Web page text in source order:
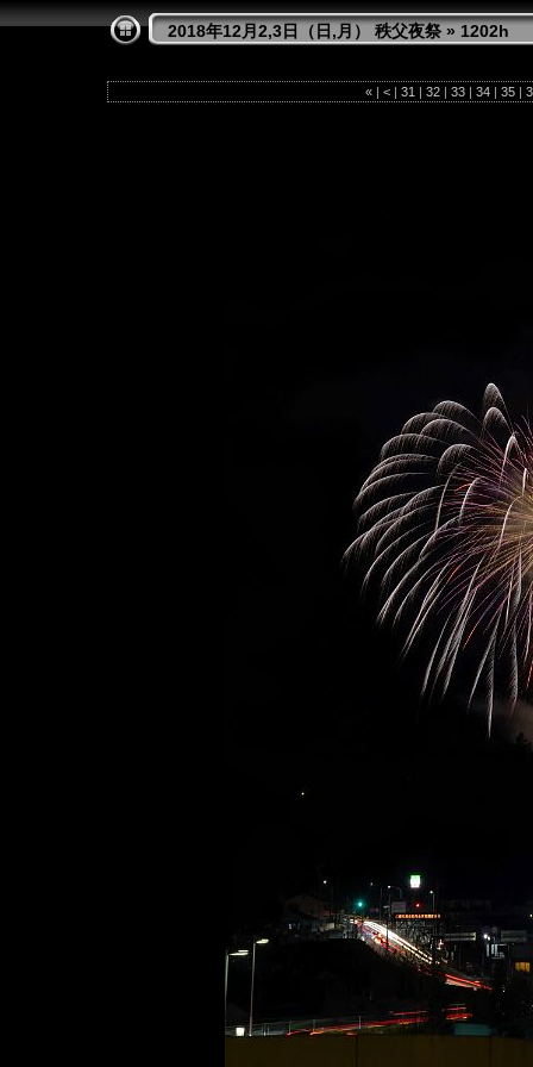
2018年12月2,3日（日,月） 秩父夜祭 » 1202h
« | < | 31 | 32 | 33 | 34 | 35 |